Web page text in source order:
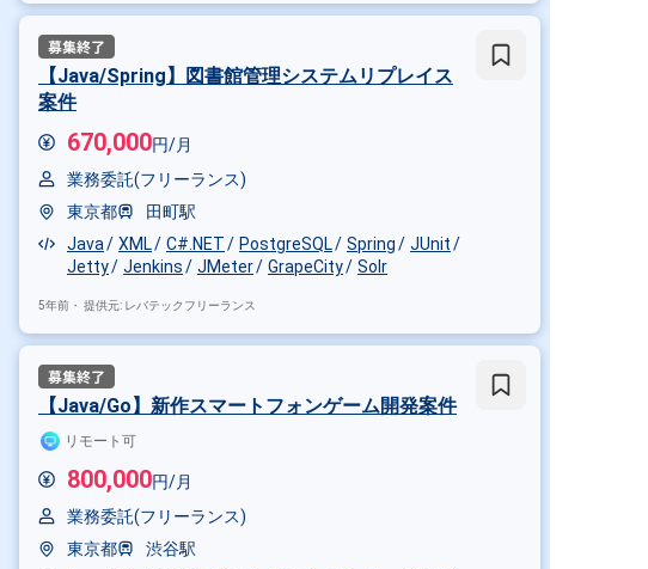
【Java/Spring】図書館管理システムリプレイス
案件
670,000円/月
業務委託(フリーランス)
東京都
田町駅
Java
XML C#.NET PostgreSQL Spring
JUnit
Jetty
Jenkins JMeter GrapeCity Solr
5年前・ 提供元: レバテックフリーランス
【Java/Go】新作スマートフォンゲーム開発案件
リモート可
800,000円/月
業務委託(フリーランス)
東京都
渋谷駅